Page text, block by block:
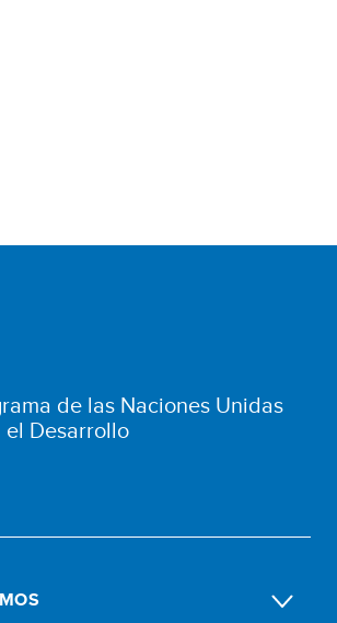
de las Naciones Unidas
el Desarrollo